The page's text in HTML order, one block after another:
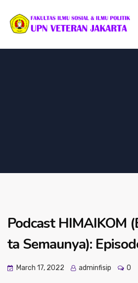
Podcast HIMAIKOM
ta Semaunya):
March 17, 2022 adminfisip 0